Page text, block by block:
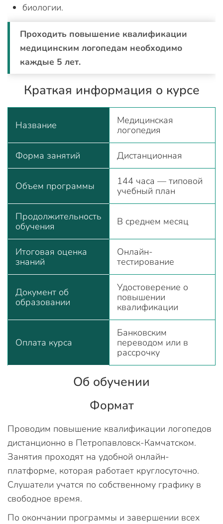
биологии.
Проходить повышение квалификации
медицинским логопедам необходимо
каждые 5 лет.
Краткая информация о курсе
Название
Медицинская
логопедия
Форма занятий Дистанционная
Объем программы
144 часа — типовой
учебный план
Продолжительность
обучения
В среднем месяц
Итоговая оценка
знаний
Онлайн-
тестирование
Документ об
образовании
Удостоверение о
повышении
квалификации
Оплата курса
Банковским
переводом или в
рассрочку
Об обучении
Формат
Проводим повышение квалификации логопедов
дистанционно в Петропавловск-Камчатском.
Занятия проходят на удобной онлайн-
платформе, которая работает круглосуточно.
Слушатели учатся по собственному графику в
свободное время.
По окончании программы и завершении всех